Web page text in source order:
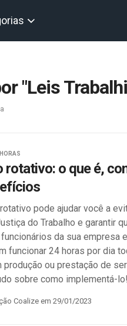
"Leis
rotativo: o que é,
pode ajudar você a
do Trabalho e garantir
da sua empresa
funcionar 24 horas por dia
produção ou prestação de
sobre como implementá-lo!
Coalize em 29/01/2023